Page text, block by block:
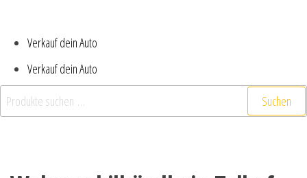
Verkauf dein Auto
Verkauf dein Auto
Suchen